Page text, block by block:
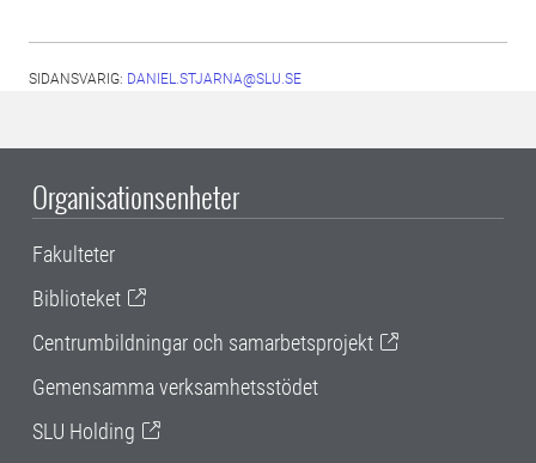
SIDANSVARIG: DANIEL.STJARNA@SLU.SE
Organisationsenheter
Fakulteter
Biblioteket
Centrumbildningar och samarbetsprojekt
Gemensamma verksamhetsstödet
SLU Holding